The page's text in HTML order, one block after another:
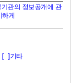
기관의 정보공개에 관
하게
[  ] 기타